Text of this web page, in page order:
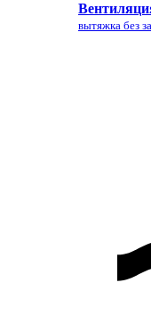
вытяжка без